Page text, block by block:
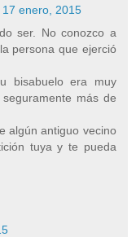
enero, 2015
ser. No conozco a
persona que ejerció
bisabuelo era muy
más de
algún antiguo vecino
tuya y te pueda